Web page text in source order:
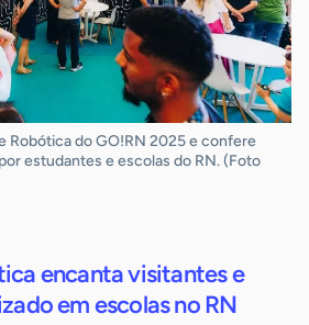
Robótica do GO!RN 2025 e confere
estudantes e escolas do RN. (Foto
encanta visitantes e
em escolas no RN